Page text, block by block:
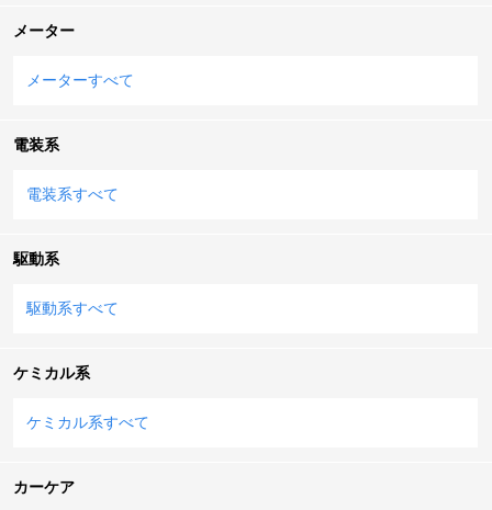
メーター
メーターすべて
電装系
電装系すべて
駆動系
駆動系すべて
ケミカル系
ケミカル系すべて
カーケア